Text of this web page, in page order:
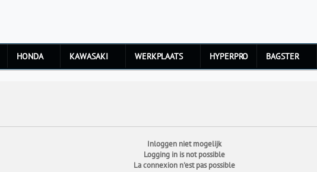
HONDA KAWASAKI WERKPLAATS HYPERPRO BAGSTER
Inloggen niet mogelijk
Logging in is not possible
La connexion n'est pas possible